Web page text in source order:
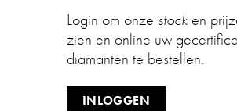
Login om onze stock en
zien en online uw
diamanten te bestellen.
INLOGGEN